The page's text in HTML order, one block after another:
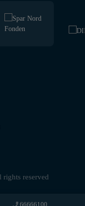
reserved
66666100